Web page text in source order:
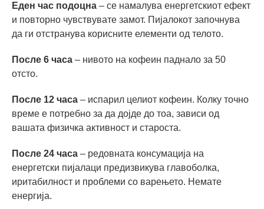
Еден час подоцна – се намалува енергетскиот ефект
и повторно чувствувате замот. Пијалокот започнува
да ги отстранува корисните елементи од телото.
После 6 часа – нивото на кофеин паднало за 50
отсто.
После 12 часа – испарил целиот кофеин. Колку точно
време е потребно за да дојде до тоа, зависи од
вашата физичка активност и староста.
После 24 часа – редовната консумација на
енергетски пијалаци предизвикува главоболка,
иритабилност и проблеми со варењето. Немате
енергија.